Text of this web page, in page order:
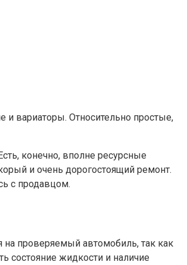
и вариаторы. Относительно простые,
конечно, вполне ресурсные
и очень дорогостоящий ремонт.
с продавцом.
на проверяемый автомобиль, так как
состояние жидкости и наличие